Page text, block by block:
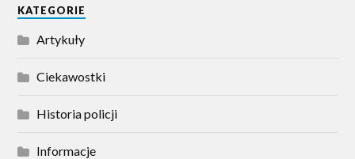
KATEGORIE
Artykuły
Ciekawostki
Historia policji
Informacje